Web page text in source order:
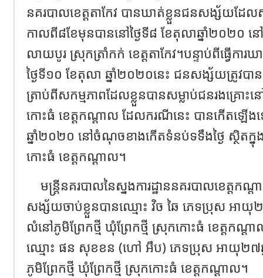
នគរបាលខេត្តតាកែវ បានឃាត់ខ្លួនជនសង្ស័យដែល
កាលពី៨ខែមុន​បាននៅថ្ងៃទី៨ ខែតុលា​ឆ្នាំ២០២
លាយបូរ ស្រុកត្រាំកក់ ខេត្តតាកែវ។បន្ទាប់ពីធ្វើកា
ថ្ងៃទី១០ ខែតុលា​ ឆ្នាំ២០២០នេះ ជនសង្ស័យត្រូវបា
ត្រាប់ពីសកម្មភាពដែលខ្លួនបានសម្លាប់ជនរងគ្រោះន
កោះធំ ខេត្តកណ្ដាល ដែលករណីនេះ បានកើតឡើងឡ
ឆ្នាំ២០២០ នៅចំណុចខាងកើតទំនប់ទទឹងថ្ងៃ ស្ថិតក្នុ
កោះធំ ខេត្តកណ្ដាល។
មន្ត្រីនគរបាលនៃស្នងការដ្ឋាននគរបាលខេត្តក
សង្ស័យចាប់ខ្លួនបានឈ្មោះ វិច ឆៃ ភេទប្រុស អាយុ២៣
លំនៅភូមិព្រែកថ្មី ឃុំព្រែកថ្មី ស្រុកកោះធំ ខេត្តកណ្
ឈ្មោះ ផន សុខខន (ហៅ អឹប) ភេទប្រុស អាយុ២៧ឆ្ន
ភូមិព្រែកថ្មី ឃុំព្រែកថ្មី ស្រុកកោះធំ ខេត្តកណ្ដាល។